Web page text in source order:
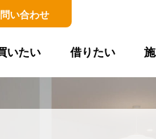
い合わせ
いたい 借りたい